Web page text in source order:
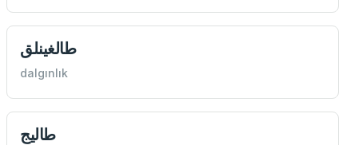
طالغينلق
dalgınlık
طاليج